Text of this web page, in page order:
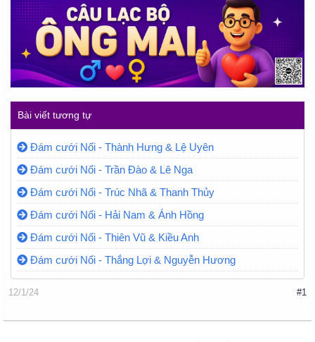
Bài viết tương tự
Đám cưới Nối - Thành Hưng & Lệ Uyên
Đám cưới Nối - Trần Đào & Lê Nga
Đám cưới Nối - Trúc Nhã & Thanh Thủy
Đám cưới Nối - Hải Nam & Ánh Hồng
Đám cưới Nối - Thiên Vũ & Kiều Anh
Đám cưới Nối - Thắng Lợi & Nguyễn Hương
#1
12/1/24